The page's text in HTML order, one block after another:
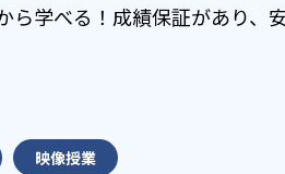
ら学べる！成績保証があり、
映像授業